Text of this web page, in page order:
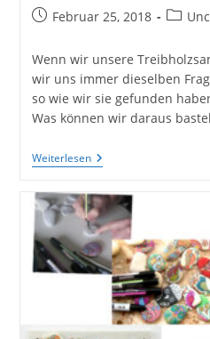
BeitragFebruar 25, 2018
Wenn wir unsere
wir uns immer dieselben
so wie wir sie gefunden
Was können wir daraus
WeiterlesenDIY:
Treibhölzer
Wandkerzenhaltern
Verwandeln